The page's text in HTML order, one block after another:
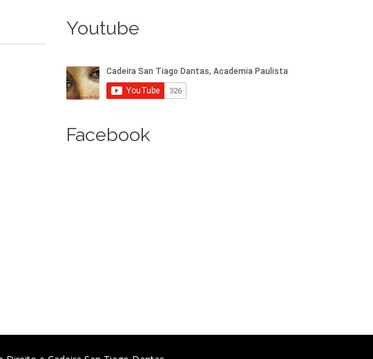
Youtube
Facebook